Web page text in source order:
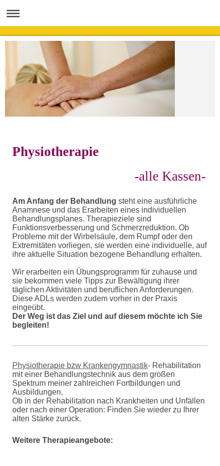
Physiotherapie
-alle Kassen-
Am Anfang der Behandlung steht eine ausführliche
Anamnese und das Erarbeiten eines individuellen
Behandlungsplanes. Therapieziele sind
Funktionsverbesserung und Schmerzreduktion. Ob
Probleme mit der Wirbelsäule, dem Rumpf oder den
Extremitäten vorliegen, sie werden eine individuelle, auf
ihre aktuelle Situation bezogene Behandlung erhalten.
Wir erarbeiten ein Übungsprogramm für zuhause und
sie bekommen viele Tipps zur Bewältigung ihrer
täglichen Aktivitäten und beruflichen Anforderungen.
Diese ADLs werden zudem vorher in der Praxis
eingeübt.
Der Weg ist das Ziel und auf diesem möchte ich Sie
begleiten!
Physiotherapie bzw Krankengymnastik- Rehabilitation
mit einer Behandlungstechnik aus dem großen
Spektrum meiner zahlreichen Fortbildungen und
Ausbildungen.
Ob in der Rehabilitation nach Krankheiten und Unfällen
oder nach einer Operation: Finden Sie wieder zu Ihrer
alten Stärke zurück.
Weitere Therapieangebote: